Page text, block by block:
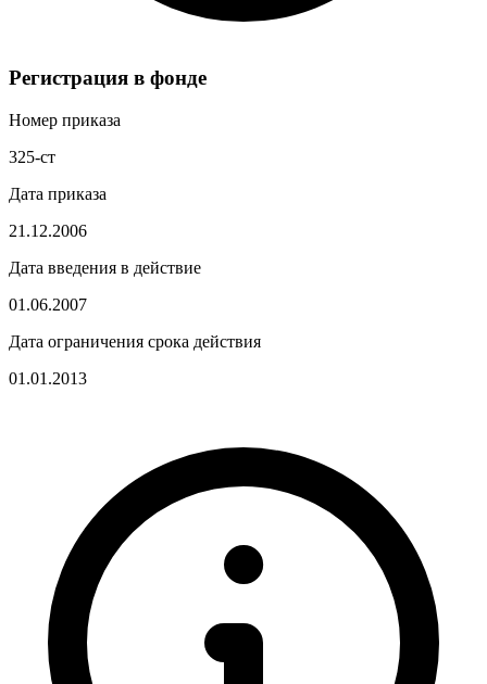
Регистрация в фонде
Номер приказа
325-ст
Дата приказа
21.12.2006
Дата введения в действие
01.06.2007
Дата ограничения срока действия
01.01.2013